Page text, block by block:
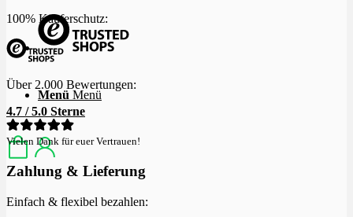
Menü Menü
100% Käuferschutz:
Über 2.000 Bewertungen:
4.7 / 5.0 Sterne
Vielen Dank für euer Vertrauen!
Zahlung & Lieferung
Einfach & flexibel bezahlen: